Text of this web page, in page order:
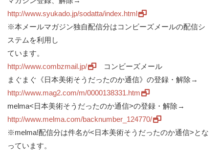
http://www.syukado.jp/sodatta/index.html
※本メールマガジン独自配信分はコンビーズメールの配信シ
ステムを利用し
ています。
http://www.combzmail.jp/
コンビーズメール
まぐまぐ《日本美術そうだったのか通信》の登録・解除→
http://www.mag2.com/m/0000138331.htm
melma<日本美術そうだったのか通信>の登録・解除→
http://www.melma.com/backnumber_124770/
※melma!配信分は件名が<日本美術そうだったのか通信>とな
っています。